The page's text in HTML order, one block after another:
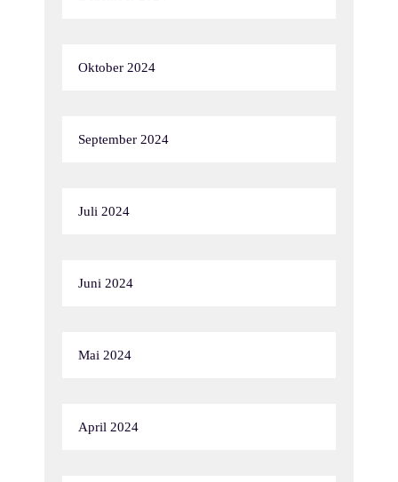
Oktober 2024
September 2024
Juli 2024
Juni 2024
Mai 2024
April 2024